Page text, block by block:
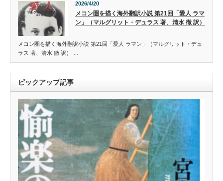
2026/4/20
メコン圏を描く海外翻訳小説 第21回「愛人 ラマ
ン」（マルグリット・デュラス 著、清水 徹 訳）
メコン圏を描く海外翻訳小説 第21回「愛人 ラマン」（マルグリット・デュ
ラス 著、清水 徹 訳） …
ピックアップ記事